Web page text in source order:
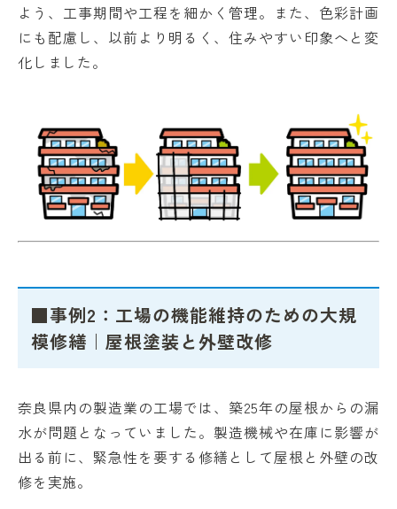
よう、工事期間や工程を細かく管理。また、色彩計画
にも配慮し、以前より明るく、住みやすい印象へと変
化しました。
■事例2：工場の機能維持のための大規
模修繕｜屋根塗装と外壁改修
奈良県内の製造業の工場では、築25年の屋根からの漏
水が問題となっていました。製造機械や在庫に影響が
出る前に、緊急性を要する修繕として屋根と外壁の改
修を実施。